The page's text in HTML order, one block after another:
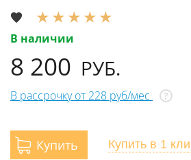
В наличии
8 200 РУБ.
В рассрочку от 228 руб/мес ?
Купить Купить в 1